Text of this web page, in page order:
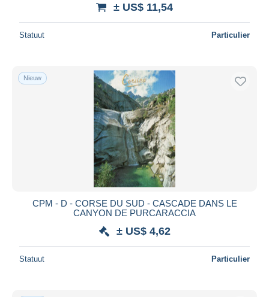
± US$ 11,54
Statuut Particulier
Nieuw
CPM - D - CORSE DU SUD - CASCADE DANS LE
CANYON DE PURCARACCIA
± US$ 4,62
Statuut Particulier